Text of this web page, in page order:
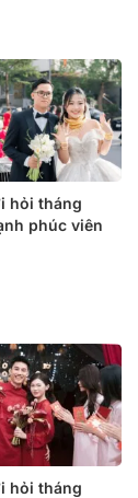
hỏi tháng
phúc viên
hỏi tháng